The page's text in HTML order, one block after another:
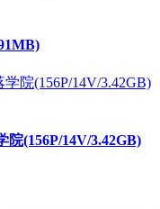
院(156P/14V/3.42GB)